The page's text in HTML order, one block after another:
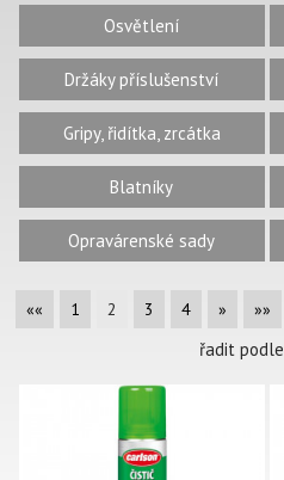
Osvětlení
Držáky příslušenství
Gripy, řidítka, zrcátka
Blatníky
Opravárenské sady
«« 1 2 3 4 » »»
řadit podle